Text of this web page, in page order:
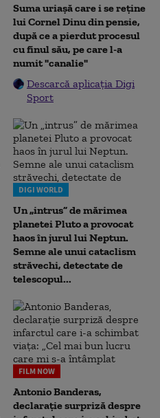
Suma uriașă care i se reține
lui Cornel Dinu din pensie,
după ce a pierdut procesul
cu finul său, pe care l-a
numit "canalie"
Descarcă aplicația Digi
Sport
DIGI WORLD
Un „intrus” de mărimea
planetei Pluto a provocat
haos în jurul lui Neptun.
Semne ale unui cataclism
străvechi, detectate de
telescopul...
FILM NOW
Antonio Banderas,
declarație surpriză despre